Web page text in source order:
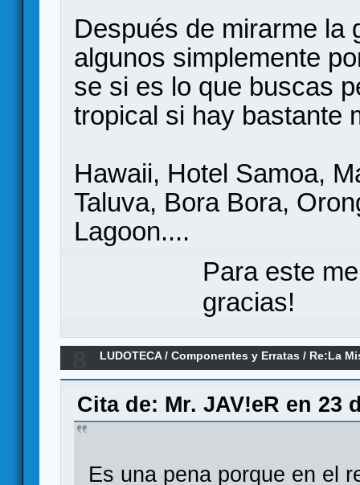
Después de mirarme la
algunos simplemente
se si es lo que buscas
tropical si hay bastante
Hawaii, Hotel Samoa,
Taluva, Bora Bora,
Lagoon....
Para este
gracias!
LUDOTECA/Componentes y Erratas / Re:La
Cita de: Mr. JAV!eR en 23
Es una pena porque en el